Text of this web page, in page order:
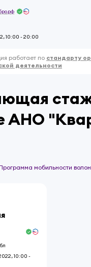
10:00 - 20:00
работает по стандарту
деятельности
АНО
мобильности
,10:00 -